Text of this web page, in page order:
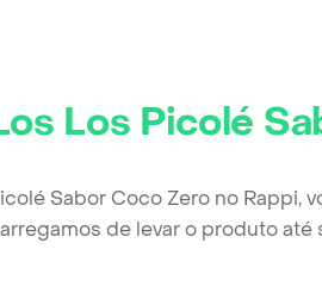
Los Picolé
Sabor Coco Zero no
de levar o produto até